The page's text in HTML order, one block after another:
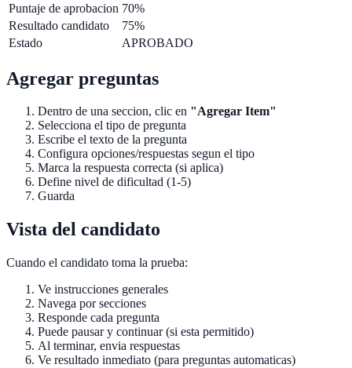
Puntaje de aprobacion 70%
Resultado candidato
75%
Estado
APROBADO
Agregar preguntas
Dentro de una seccion, clic en "Agregar Item"
Selecciona el tipo de pregunta
Escribe el texto de la pregunta
Configura opciones/respuestas segun el tipo
Marca la respuesta correcta (si aplica)
Define nivel de dificultad (1-5)
Guarda
Vista del candidato
Cuando el candidato toma la prueba:
Ve instrucciones generales
Navega por secciones
Responde cada pregunta
Puede pausar y continuar (si esta permitido)
Al terminar, envia respuestas
Ve resultado inmediato (para preguntas automaticas)